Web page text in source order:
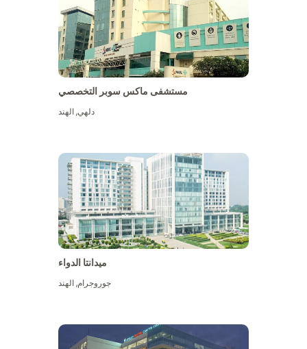
مستشفى ماكس سوبر التخصصي
دلهي,الهند
ميدانتا الدواء
جوروجرام,الهند